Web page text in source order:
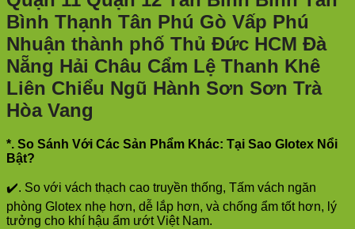
Bình Thạnh Tân Phú Gò Vấp Phú
Nhuận thành phố Thủ Đức HCM Đà
Nẵng Hải Châu Cẩm Lệ Thanh Khê
Liên Chiểu Ngũ Hành Sơn Sơn Trà
Hòa Vang
*. So Sánh Với Các Sản Phẩm Khác: Tại Sao Glotex Nổi
Bật?
✔️. So với vách thạch cao truyền thống, Tấm vách ngăn
phòng Glotex nhẹ hơn, dễ lắp hơn, và chống ẩm tốt hơn, lý
tưởng cho khí hậu ẩm ướt Việt Nam.